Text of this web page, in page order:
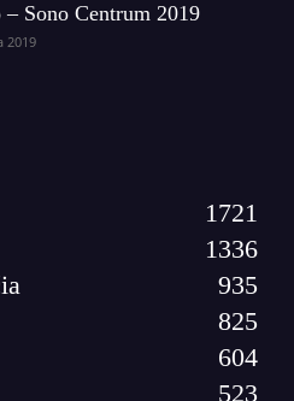
Sono Centrum 2019
2019
1721
1336
935
825
604
523